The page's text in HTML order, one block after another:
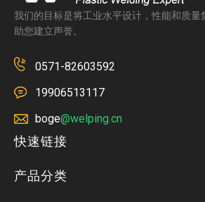
我们的目标是将工业水平设计，性能和质量
助您建立声誉。
0571-82603592
19906513117
boge@welping.cn
快速链接
产品分类